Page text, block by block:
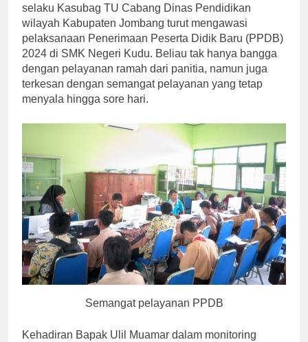
selaku Kasubag TU Cabang Dinas Pendidikan
wilayah Kabupaten Jombang turut mengawasi
pelaksanaan Penerimaan Peserta Didik Baru (PPDB)
2024 di SMK Negeri Kudu. Beliau tak hanya bangga
dengan pelayanan ramah dari panitia, namun juga
terkesan dengan semangat pelayanan yang tetap
menyala hingga sore hari.
Semangat pelayanan PPDB
Kehadiran Bapak Ulil Muamar dalam monitoring